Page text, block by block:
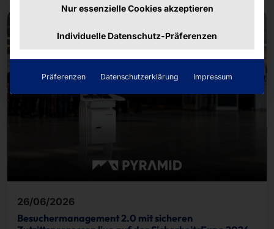
26/06/2026
Besuchermanagement 2.0 mit sicheren
Nur essenzielle Cookies akzeptieren
Individuelle Datenschutz-Präferenzen
Präferenzen Datenschutzerklärung Impressum